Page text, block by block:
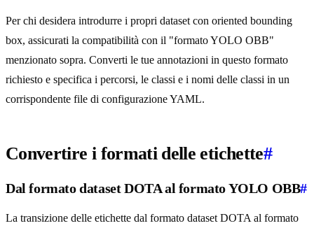
Per chi desidera introdurre i propri dataset con oriented bounding
box, assicurati la compatibilità con il "formato YOLO OBB"
menzionato sopra. Converti le tue annotazioni in questo formato
richiesto e specifica i percorsi, le classi e i nomi delle classi in un
corrispondente file di configurazione YAML.
Convertire i formati delle etichette#
Dal formato dataset DOTA al formato YOLO OBB#
La transizione delle etichette dal formato dataset DOTA al formato